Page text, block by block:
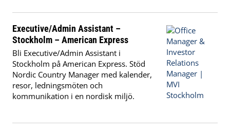
Executive/Admin Assistant –
Stockholm – American Express
Bli Executive/Admin Assistant i
Stockholm på American Express. Stöd
Nordic Country Manager med kalender,
resor, ledningsmöten och
kommunikation i en nordisk miljö.